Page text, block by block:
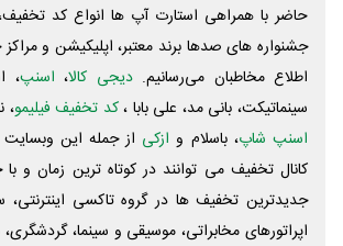
حاضر با همراهی استارت آپ ها انواع کد
جشنواره های صدها برند معتبر، اپلیکیشن و مراکز
اطلاع مخاطبان می‌رسانیم. دیجی کالا، اسنپ،
سینماتیکت، بانی مد، علی‌ بابا ،کد تخفیف فیلیمو،
اسنپ شاپ، باسلام و ازکی از جمله این
کانال تخفیف می توانند در کوتاه ترین زمان و
جدیدترین تخفیف ها در گروه تاکسی اینترنتی،
اپراتورهای مخابراتی، موسیقی و سینما،